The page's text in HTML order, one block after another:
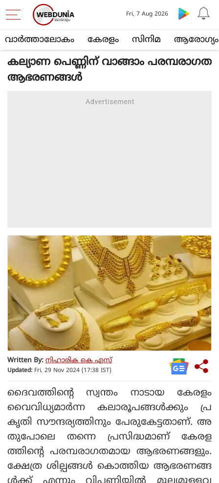
വാര്‍ത്താലോകം കേരളം സിനിമ ആരോഗ്യം
Fri, 7 Aug 2026
കല്യാണ പെണ്ണിന് വാങ്ങാം പരമ്പരാഗത
ആഭരണങ്ങൾ
Written By: നിഹാരിക കെ എസ്
Updated: Fri, 29 Nov 2024 (17:38 IST)
ദൈവത്തിന്റെ സ്വന്തം നാടായ കേരളം
വൈവിധ്യമാർന്ന കലാരൂപങ്ങൾക്കും പ്ര
കൃതി സൗന്ദര്യത്തിനും പേരുകേട്ടതാണ്. അ
തുപോലെ തന്നെ പ്രസിദ്ധമാണ് കേരള
ത്തിന്റെ പരമ്പരാഗതമായ ആഭരണങ്ങളും.
ക്ഷേത്ര ശില്പങ്ങൾ കൊത്തിയ ആഭരണങ്ങ